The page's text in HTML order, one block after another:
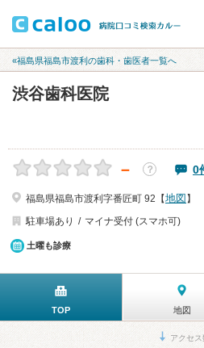
«福島県福島市渡利の歯科・歯医者一覧へ
渋谷歯科医院
－ ？ 0
福島県福島市渡利字番匠町 92【地図 】
駐車場あり
マイナ受付 (スマホ可)
土曜も診療
TOP 地図
アクセ